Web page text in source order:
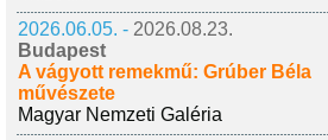
2026.06.05. - 2026.08.23.
Budapest
A vágyott remekmű: Grúber Béla
művészete
Magyar Nemzeti Galéria